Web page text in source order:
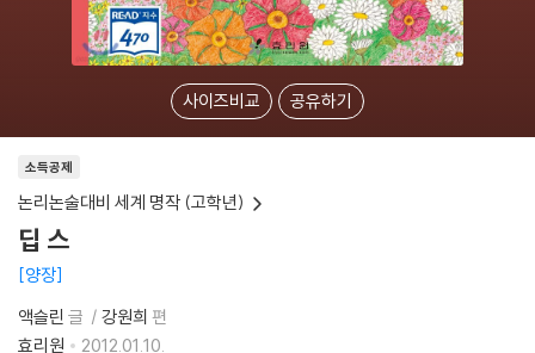
사이즈비교 공유하기
소득공제
논리논술대비 세계 명작 (고학년)
딥 스
양장
액슬린 글 강원희 편
효리원
2012.01.10.